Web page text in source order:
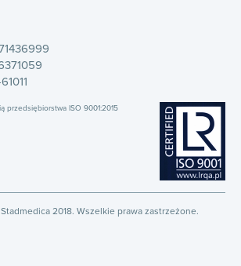
przedsiębiorstwa ISO 9001:2015
2018. Wszelkie prawa zastrzeżone.